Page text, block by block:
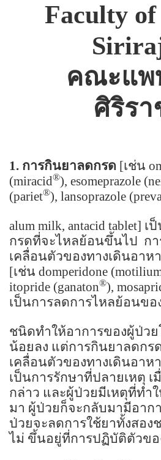
Faculty of
คณะแพ
ศิริร
1. การกินยาลดกรด [เช่น
(miracid®), esomeprazole
(pariet®), lansoprazole
alum milk, antacid tablet] เ
กรดที่จะไหลย้อนขึ้นไป ก
เคลื่อนตัวของทางเดินอาห
[เช่น domperidone
itopride (ganaton®),
เป็นการลดการไหลย้อนขอ
ชนิดทำให้อาการของผู้ป่วย
น้อยลง แต่การกินยาลดกร
เคลื่อนตัวของทางเดินอาห
เป็นการรักษาที่ปลายเหตุ
กล่าว และผู้ป่วยมีเหตุที่ทำ
มา ผู้ป่วยก็จะกลับมามีอาก
ป่วยจะลดการใช้ยาทั้งสอง
ไม่ ขึ้นอยู่ที่การปฏิบัติตัวขอ